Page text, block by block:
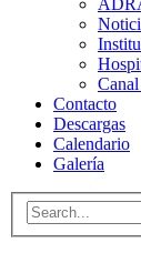
Contacto
Descargas
Calendario
Galería